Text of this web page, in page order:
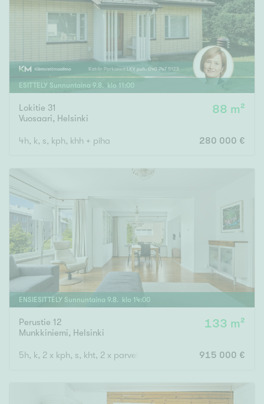
ESITTELY Sunnuntaina 9.8. klo 11 :00
Lokitie 31
Vuosaari, Helsinki
88 m²
4h, k, s, kph, khh + piha 280 000 €
ENSIESITTELY Sunnuntaina 9.8. klo 14:00
Perustie 12
Munkkiniemi, Helsinki
133 m²
5h, k, 2 x kph, s, kht, 2 x parveke 915 000 €